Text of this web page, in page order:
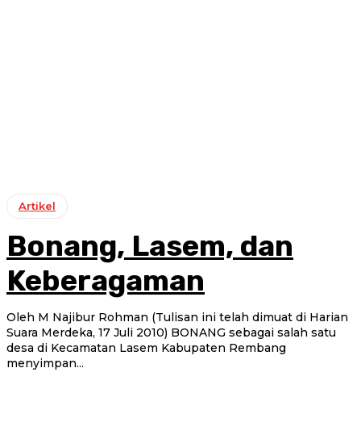
Artikel
Bonang, Lasem, dan
Keberagaman
Oleh M Najibur Rohman (Tulisan ini telah dimuat di Harian
Suara Merdeka, 17 Juli 2010) BONANG sebagai salah satu
desa di Kecamatan Lasem Kabupaten Rembang
menyimpan...